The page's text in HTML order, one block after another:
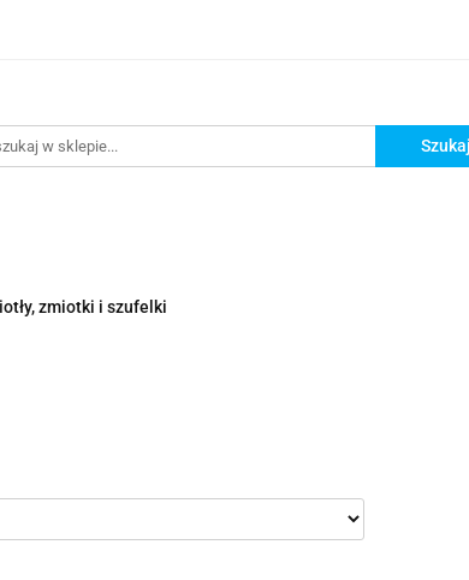
zmiotki i szufelki